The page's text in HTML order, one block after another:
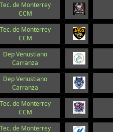
Tec. de Monterrey
CCM
Tec. de Monterrey
CCM
Dep Venustiano
Carranza
Dep Venustiano
Carranza
Tec. de Monterrey
CCM
Tec. de Monterrey